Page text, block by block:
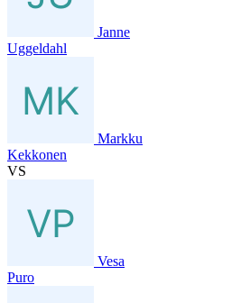
Janne
Uggeldahl
Markku
Kekkonen
VS
Vesa
Puro